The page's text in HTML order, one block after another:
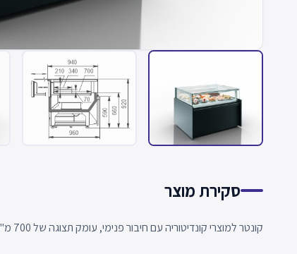
סקירת מוצר
קונטר למוצרי קונדיטוריה עם חיבור פנימי, עומק תצוגה של 700 מ"מ, מגש תצוגה יוצא, קירור דינמי וזכוכית נשלפת.